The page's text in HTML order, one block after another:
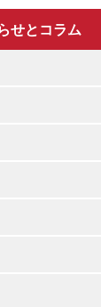
せとコラム